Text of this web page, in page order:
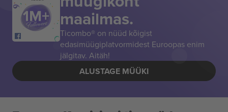
maailmas.
Ticombo® on nüüd kõigist
edasimüügiplatvormidest Euroopas enim
jälgitav. Aitäh!
ALUSTAGE MÜÜKI